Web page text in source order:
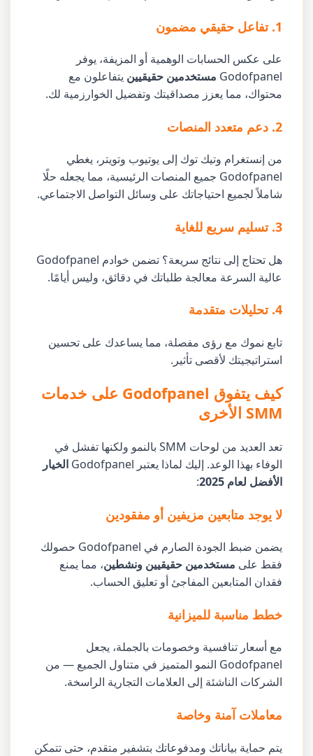
1. تفاعل حقيقي مضمون
على عكس الحسابات الوهمية أو المزيفة، يوفر
Godofpanel مستخدمين حقيقيين يتفاعلون مع
محتواك، مما يعزز مصداقيتك وتفضيل الخوارزمية لك.
2. دعم متعدد المنصات
من إنستغرام وتيك توك إلى يوتيوب وتويتر، يغطي
Godofpanel جميع المنصات الرئيسية، مما يجعله حلًا
شاملاً لجميع احتياجاتك على وسائل التواصل الاجتماعي.
3. تسليم سريع للغاية
هل تحتاج إلى نتائج سريعة؟ تضمن خوادم Godofpanel
عالية السرعة معالجة طلباتك في دقائق، وليس أيامًا.
4. تحليلات متقدمة
تابع نموك مع رؤى مفصلة، مما يساعدك على تحسين
استراتيجيتك لأقصى تأثير.
كيف يتفوق Godofpanel على خدمات
SMM الأخرى
تعد العديد من لوحات SMM بالنمو ولكنها تفشل في
الوفاء بهذا الوعد. إليك لماذا يعتبر Godofpanel
الخيار
الأفضل لعام 2025
:
لا يوجد متابعين مزيفين أو مفقودين
يضمن ضبط الجودة الصارم في Godofpanel حصولك
فقط على مستخدمين حقيقيين ونشطين، مما يمنع
فقدان المتابعين المفاجئ أو تعليق الحساب.
خطط مناسبة للميزانية
مع أسعار تنافسية وخصومات بالجملة، يجعل
Godofpanel النمو المتميز في متناول الجميع — من
الشركات الناشئة إلى العلامات التجارية الراسخة.
معاملات آمنة وخاصة
يتم حماية بياناتك ومدفوعاتك بتشفير متقدم، حتى تتمكن